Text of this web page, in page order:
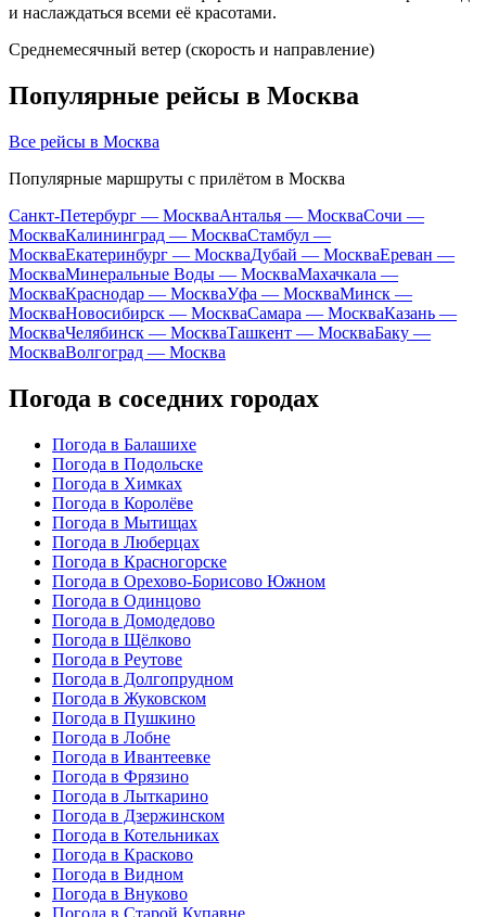
и наслаждаться всеми её красотами.
Среднемесячный ветер (скорость и направление)
Популярные рейсы в Москва
Все рейсы в Москва
Популярные маршруты с прилётом в Москва
Санкт-Петербург — МоскваАнталья — МоскваСочи —
МоскваКалининград — МоскваСтамбул —
МоскваЕкатеринбург — МоскваДубай — МоскваЕреван —
МоскваМинеральные Воды — МоскваМахачкала —
МоскваКраснодар — МоскваУфа — МоскваМинск —
МоскваНовосибирск — МоскваСамара — МоскваКазань —
МоскваЧелябинск — МоскваТашкент — МоскваБаку —
МоскваВолгоград — Москва
Погода в соседних городах
Погода в Балашихе
Погода в Подольске
Погода в Химках
Погода в Королёве
Погода в Мытищах
Погода в Люберцах
Погода в Красногорске
Погода в Орехово-Борисово Южном
Погода в Одинцово
Погода в Домодедово
Погода в Щёлково
Погода в Реутове
Погода в Долгопрудном
Погода в Жуковском
Погода в Пушкино
Погода в Лобне
Погода в Ивантеевке
Погода в Фрязино
Погода в Лыткарино
Погода в Дзержинском
Погода в Котельниках
Погода в Красково
Погода в Видном
Погода в Внуково
Погода в Старой Купавне